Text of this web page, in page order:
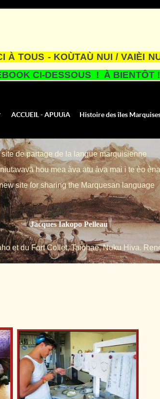
À TOUS - KOÙTAÙ NUI / VAIÈI
CI-DESSOUS ! À BIENTÔT
ACCUEIL - APUUìA Histoire des îles
site de partage de la langue marquisienne
hou mea àva atu àva mai i te èo
site for sharing the Marquesan language
Jacques Iakopo Pelleau
et du Fort Collet, Taiohae, Nuku Hiva.